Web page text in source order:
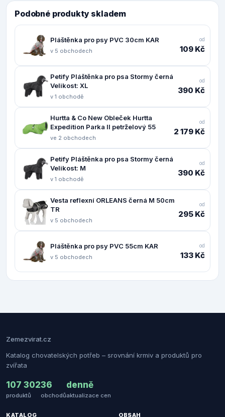
Podobné produkty skladem
Pláštěnka pro psy PVC 30cm KAR
v 5 obchodech
od
109 Kč
Petify Pláštěnka pro psa Stormy černá
Velikost: XL
v 1 obchodě
od
390 Kč
Hurtta & Co New Obleček Hurtta
Expedition Parka II petrželový 55
ve 2 obchodech
od
2 179 Kč
Petify Pláštěnka pro psa Stormy černá
Velikost: M
v 1 obchodě
od
390 Kč
Vesta reflexní ORLEANS černá M 50cm
TR
v 5 obchodech
od
295 Kč
Pláštěnka pro psy PVC 55cm KAR
v 5 obchodech
od
133 Kč
Zemezvirat.cz
Katalog chovatelských potřeb – srovnání krmiv a produktů pro
zvířata
107 302
produktů
36
obchodů
denně
aktualizace cen
KATALOG OBSAH